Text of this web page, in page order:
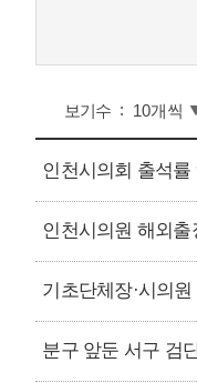
보기수
인천시의회 출석률
인천시의원 해외출
기초단체장·시의
분구 앞둔 서구 검